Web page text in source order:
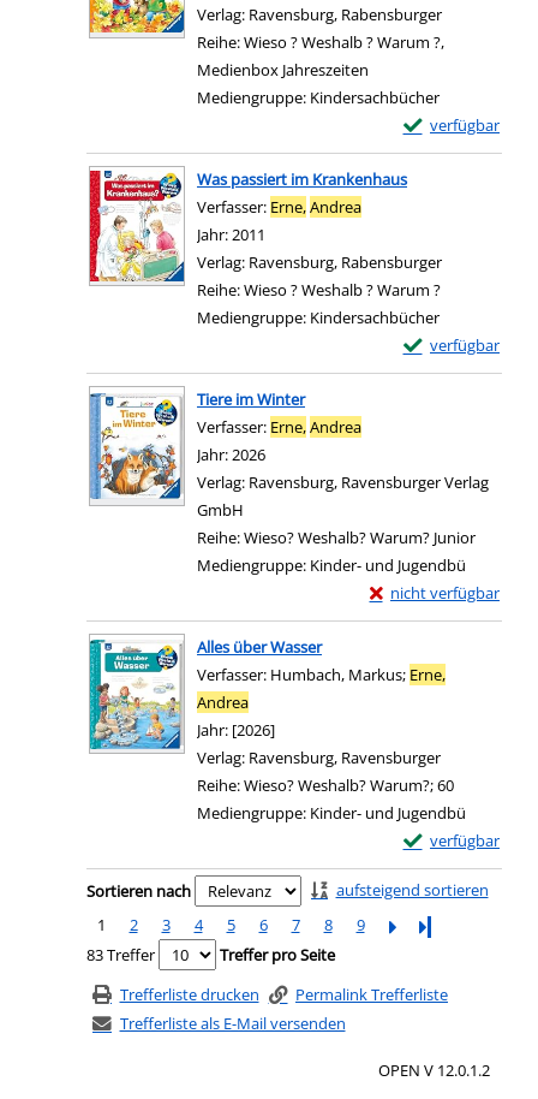
Verlag: Ravensburg, Rabensburger
Reihe:Wieso ? Weshalb ? Warum ?,
Medienbox Jahreszeiten
Mediengruppe: Kindersachbücher
verfügbar
Exemplar-Details
Zum Download
Was passiert im Krankenhaus
Verfasser: Erne,Andrea
Jahr:2011
Verlag: Ravensburg, Rabensburger
Reihe:Wieso ? Weshalb ? Warum ?
Mediengruppe: Kindersachbücher
verfügbar
Exemplar-Details
Zum Download
Tiere im Winter
Verfasser: Erne,Andrea
Jahr:2026
Verlag: Ravensburg, Ravensburger Verlag
GmbH
Reihe:Wieso? Weshalb? Warum? Junior
Mediengruppe: Kinder- und Jugendbü
nicht verfügbar
Exemplar-Details von
Zum Download von
Alles über Wasser
Verfasser: Humbach, Markus; Erne,
Andrea
Jahr: [2026]
Verlag: Ravensburg, Ravensburger
Reihe:Wieso? Weshalb? Warum?; 60
Mediengruppe: Kinder- und Jugendbü
verfügbar
Exemplar-Details
Zum Download
Zu den Suchfiltern springen
Sortieren nach
aufsteigend sortieren
1
2 3 4 5 6 7 8 9
Letzte Seite
83 Treffer
Treffer pro Seite
Trefferliste drucken
Permalink Trefferliste
Trefferliste als E-Mail versenden
OPEN V 12.0.1.2